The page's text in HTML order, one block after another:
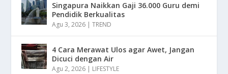
Singapura Naikkan Gaji 36.000 Guru demi
Pendidik Berkualitas
Agu 3, 2026 |TREND
4 Cara Merawat Ulos agar Awet, Jangan
Dicuci dengan Air
Agu 2, 2026 | LIFESTYLE